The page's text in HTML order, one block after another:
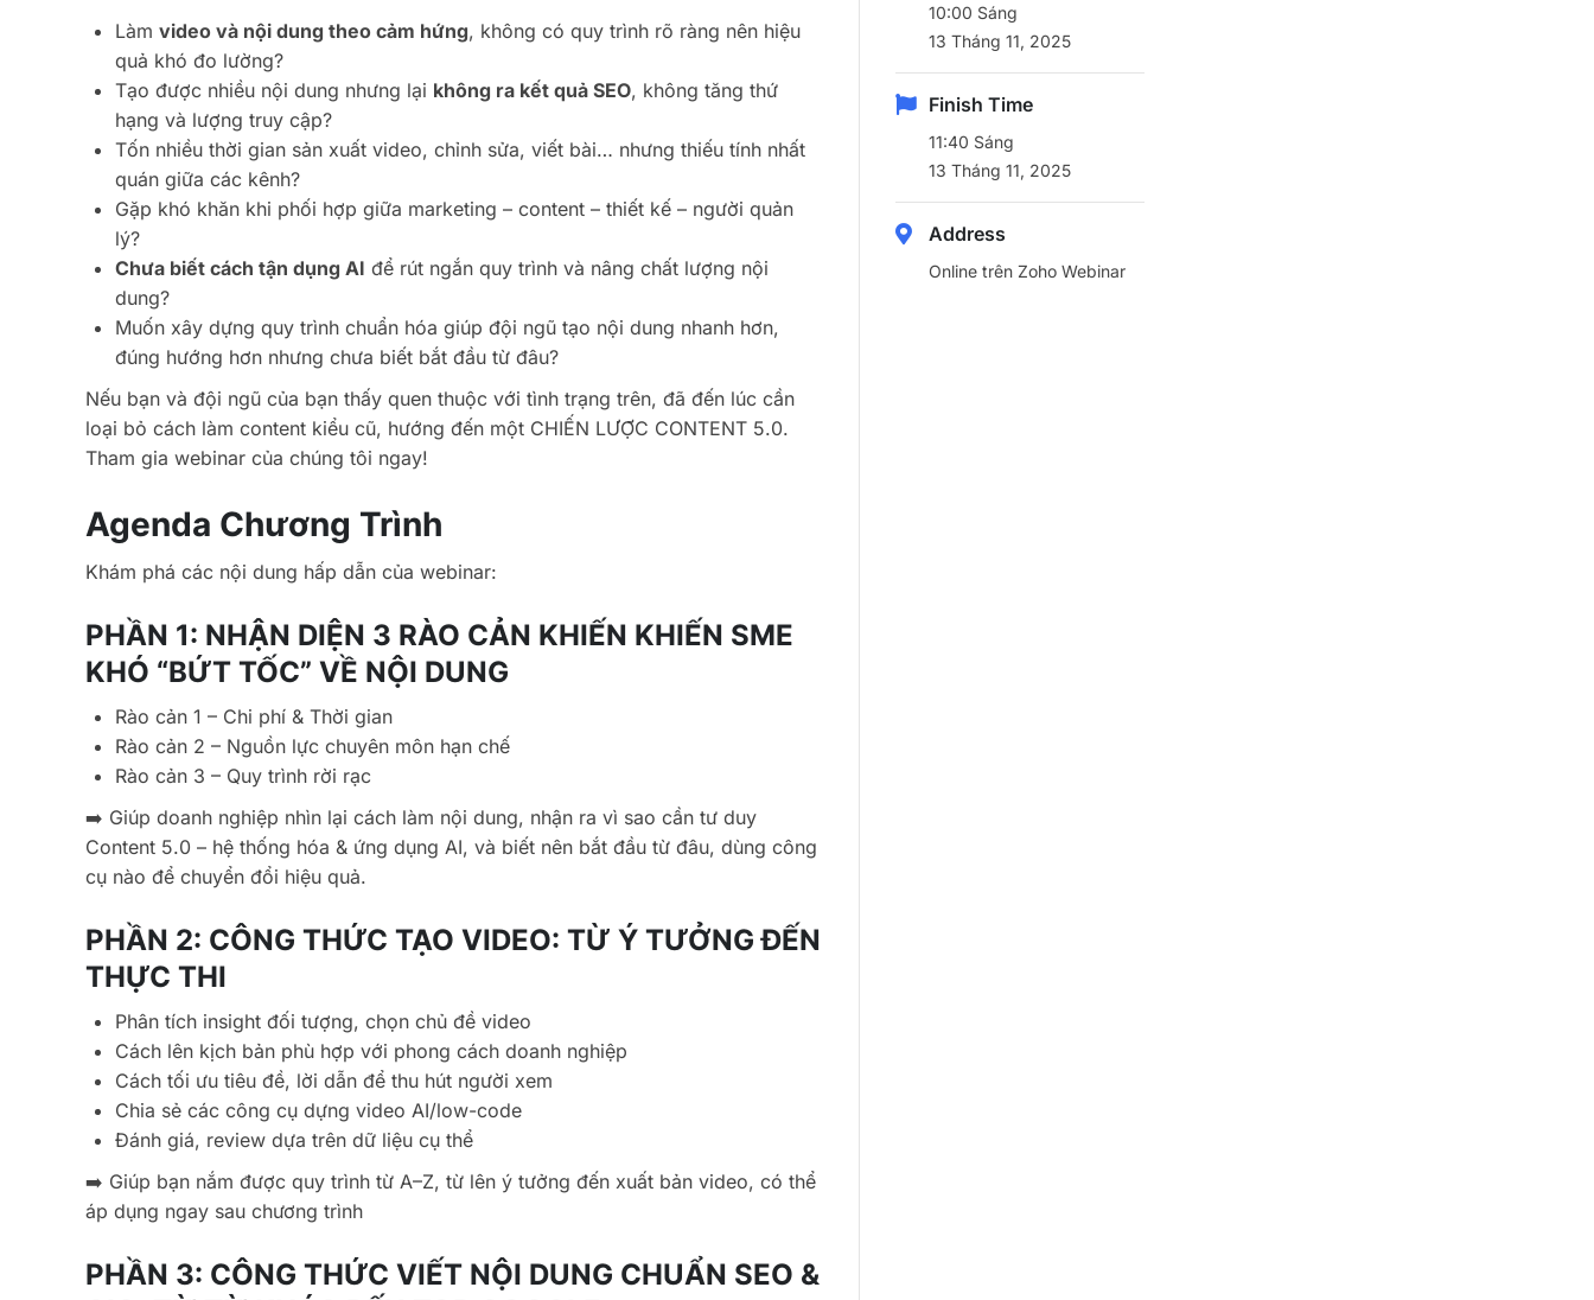
Làm video và nội dung theo cảm hứng, không có quy trình rõ ràng nên hiệu
quả khó đo lường?
Tạo được nhiều nội dung nhưng lại không ra kết quả SEO, không tăng thứ
hạng và lượng truy cập?
Tốn nhiều thời gian sản xuất video, chỉnh sửa, viết bài… nhưng thiếu tính nhất
quán giữa các kênh?
Gặp khó khăn khi phối hợp giữa marketing – content – thiết kế – người quản
lý?
Chưa biết cách tận dụng AI để rút ngắn quy trình và nâng chất lượng nội
dung?
Muốn xây dựng quy trình chuẩn hóa giúp đội ngũ tạo nội dung nhanh hơn,
đúng hướng hơn nhưng chưa biết bắt đầu từ đâu?
Nếu bạn và đội ngũ của bạn thấy quen thuộc với tình trạng trên, đã đến lúc cần
loại bỏ cách làm content kiểu cũ, hướng đến một CHIẾN LƯỢC CONTENT 5.0.
Tham gia webinar của chúng tôi ngay!
Agenda Chương Trình
Khám phá các nội dung hấp dẫn của webinar:
PHẦN 1: NHẬN DIỆN 3 RÀO CẢN KHIẾN KHIẾN SME
KHÓ “BỨT TỐC” VỀ NỘI DUNG
Rào cản 1 – Chi phí & Thời gian
Rào cản 2 – Nguồn lực chuyên môn hạn chế
Rào cản 3 – Quy trình rời rạc
➡️ Giúp doanh nghiệp nhìn lại cách làm nội dung, nhận ra vì sao cần tư duy
Content 5.0 – hệ thống hóa & ứng dụng AI, và biết nên bắt đầu từ đâu, dùng công
cụ nào để chuyển đổi hiệu quả.
PHẦN 2: CÔNG THỨC TẠO VIDEO: TỪ Ý TƯỞNG ĐẾN
THỰC THI
Phân tích insight đối tượng, chọn chủ đề video
Cách lên kịch bản phù hợp với phong cách doanh nghiệp
Cách tối ưu tiêu đề, lời dẫn để thu hút người xem
Chia sẻ các công cụ dựng video AI/low-code
Đánh giá, review dựa trên dữ liệu cụ thể
➡️ Giúp bạn nắm được quy trình từ A–Z, từ lên ý tưởng đến xuất bản video, có thể
áp dụng ngay sau chương trình
PHẦN 3: CÔNG THỨC VIẾT NỘI DUNG CHUẨN SEO &
10:00 Sáng
13 Tháng 11, 2025
Finish Time
11:40 Sáng
13 Tháng 11, 2025
Address
Online trên Zoho Webinar